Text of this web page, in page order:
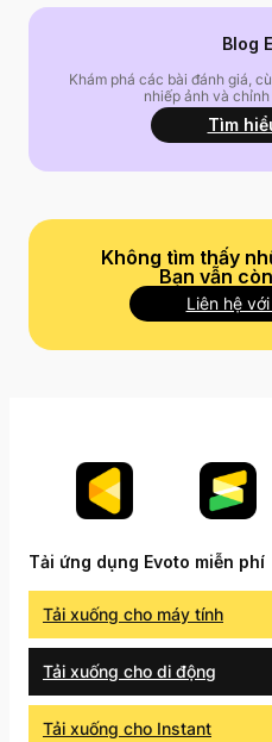
Blog
Khám phá các bài đánh giá,
nhiếp ảnh và
Tìm
Không tìm thấy
Bạn vẫn
Liên hệ
Tải ứng dụng Evoto miễn phí
Tải xuống cho máy tính
Tải xuống cho di động
Tải xuống cho Instant